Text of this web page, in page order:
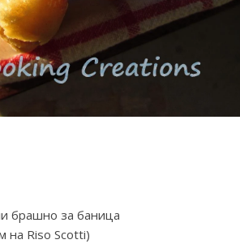
брашно за баница
на Riso Scotti)